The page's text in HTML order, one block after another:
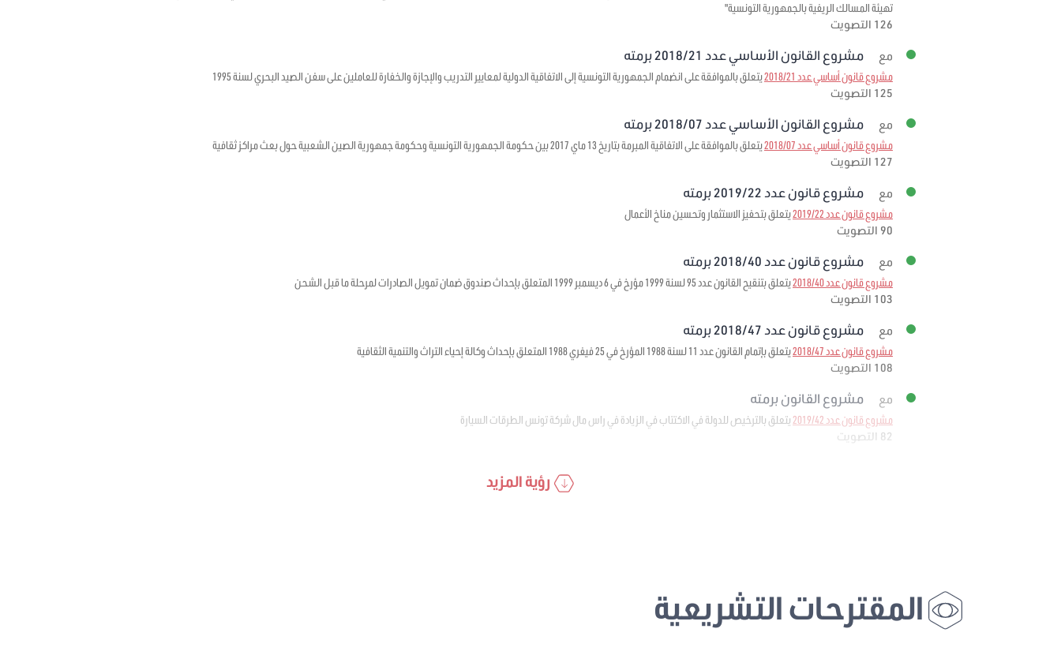
تهيئة المسالك الريفية بالجمهورية التونسية"
126 التصويت
مع مشروع القانون الأساسي عدد 2018/21 برمته
مشروع قانون أساسي عدد 2018/21
يتعلق بالموافقة على انضمام الجمهورية التونسية إلى الاتفاقية الدولية لمعايير التدريب والإجازة والخفارة للعاملين على سفن الصيد البحري لسنة 1995
125 التصويت
مع مشروع القانون الأساسي عدد 2018/07 برمته
مشروع قانون أساسي عدد 2018/07
يتعلق بالموافقة على الاتفاقية المبرمة بتاريخ 13 ماي 2017 بين حكومة الجمهورية التونسية وحكومة جمهورية الصين الشعبية حول بعث مراكز ثقافية
127 التصويت
مع مشروع قانون عدد 2019/22 برمته
مشروع قانون عدد 2019/22
يتعلق بتحفيز الاستثمار وتحسين مناخ الأعمال
90 التصويت
مع مشروع قانون عدد 2018/40 برمته
مشروع قانون عدد 2018/40
يتعلق بتنقيح القانون عدد 95 لسنة 1999 مؤرخ في 6 ديسمبر 1999 المتعلق بإحداث صندوق ضمان تمويل الصادرات لمرحلة ما قبل الشحن
103 التصويت
مع مشروع قانون عدد 2018/47 برمته
مشروع قانون عدد 2018/47
يتعلق بإتمام القانون عدد 11 لسنة 1988 المؤرخ في 25 فيفري 1988 المتعلق بإحداث وكالة إحياء التراث والتنمية الثقافية
108 التصويت
مع مشروع القانون برمته
مشروع قانون عدد 2019/42
يتعلق بالترخيص للدولة في الاكتتاب في الزيادة في راس مال شركة تونس الطرقات السيارة
82 التصويت
رؤية المزيد
المقترحات التشريعية